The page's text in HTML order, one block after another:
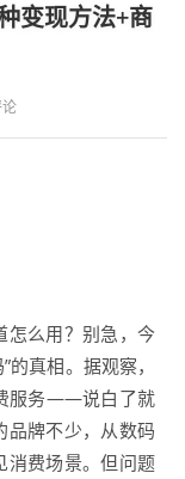
变现方法+商
怎么用？别急，今
的真相。据观察，
服务——说白了就
品牌不少，从数码
消费场景。但问题